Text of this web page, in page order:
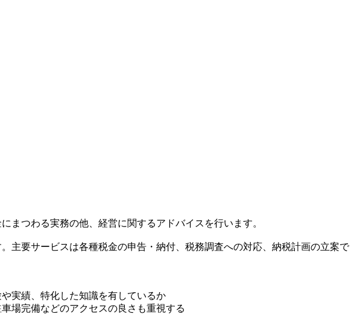
まつわる実務の他、経営に関するアドバイスを行います。
主要サービスは各種税金の申告・納付、税務調査への対応、納税計画の立案で
実績、特化した知識を有しているか
場完備などのアクセスの良さも重視する